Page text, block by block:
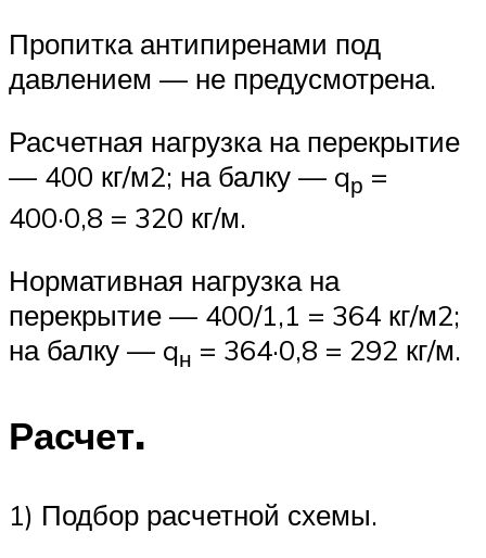
Пропитка антипиренами под
давлением — не предусмотрена.
Расчетная нагрузка на перекрытие
— 400 кг/м2; на балку — qр =
400·0,8 = 320 кг/м.
Нормативная нагрузка на
перекрытие — 400/1,1 = 364 кг/м2;
на балку — qн = 364·0,8 = 292 кг/м.
Расчет.
1) Подбор расчетной схемы.